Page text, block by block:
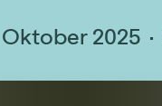
Oktober 2025